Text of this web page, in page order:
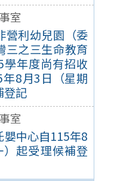
室
營利幼兒園（委
三之三生命教育
年度尚有招收
8月3日（星期
登記
室
嬰中心自115年8
起受理候補登